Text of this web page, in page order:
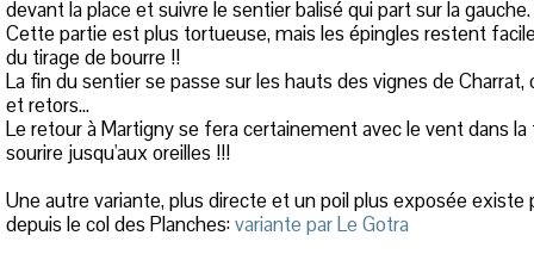
devant la place et suivre le sentier balisé qui part sur la gauche.
Cette partie est plus tortueuse, mais les épingles restent
du tirage de bourre !!
La fin du sentier se passe sur les hauts des vignes de Charrat,
et retors...
Le retour à Martigny se fera certainement avec le vent dans
sourire jusqu'aux oreilles !!!
Une autre variante, plus directe et un poil plus exposée
depuis le col des Planches:variante par Le Gotra